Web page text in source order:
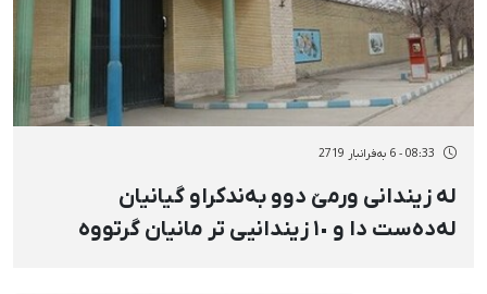
08:33 - 6 بەفرانبار 2719
لە زیندانی ورمێ دوو بەندکراو گیانیان
لەدەست دا و ١٠ زیندانیی تر مانیان گرتووە